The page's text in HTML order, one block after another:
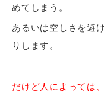
めてしまう。
あるいは空しさを避
りします。
だけど人によっては